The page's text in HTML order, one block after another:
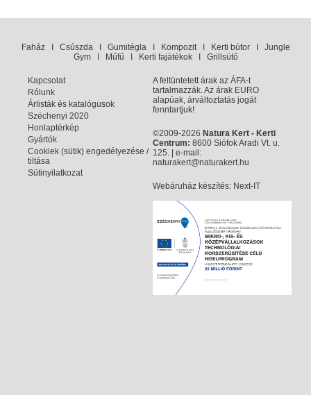
FaházI CsúszdaI GumitéglaI KompozitI Kerti bútorI Jungle
GymI Műfű Kerti fajátékokI Grillsütő
Kapcsolat
Rólunk
Árlisták és katalógusok
Széchenyi 2020
Honlaptérkép
Gyártók
Cookiek (sütik) engedélyezése /
tiltása
Sütinyilatkozat
A feltüntetett árak az ÁFA-t
tartalmazzák. Az árak EURO
alapúak, árváltoztatás jogát
fenntartjuk!
©2009-2026 Natura Kert - Kerti
Centrum: 8600 Siófok Aradi Vt. u.
125. | e-mail:
naturakert@naturakert.hu
Webáruház készítés: Next-IT